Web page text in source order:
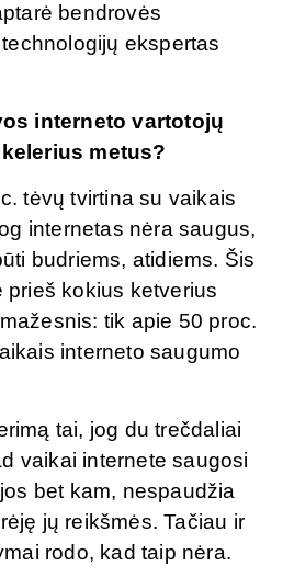
bendrovės
ekspertas
interneto vartotojų
metus?
tėvų tvirtina su vaikais
internetas nėra saugus,
budriems, atidiems. Šis
prieš kokius ketverius
tik apie 50 proc.
interneto saugumo
tai, jog du trečdaliai
vaikai internete saugosi
bet kam, nespaudžia
jų reikšmės. Tačiau ir
rodo, kad taip nėra.